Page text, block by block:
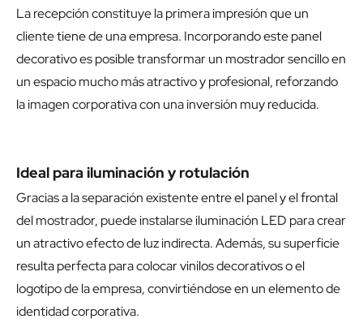
La recepción constituye la primera impresión que un
cliente tiene de una empresa. Incorporando este panel
decorativo es posible transformar un mostrador sencillo en
un espacio mucho más atractivo y profesional, reforzando
la imagen corporativa con una inversión muy reducida.
Ideal para iluminación y rotulación
Gracias a la separación existente entre el panel y el frontal
del mostrador, puede instalarse iluminación LED para crear
un atractivo efecto de luz indirecta. Además, su superficie
resulta perfecta para colocar vinilos decorativos o el
logotipo de la empresa, convirtiéndose en un elemento de
identidad corporativa.